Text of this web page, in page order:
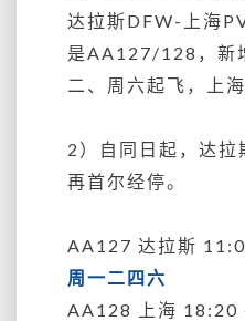
达拉斯DFW-上海
是AA127/128，新
二、周六起飞，上
2）自同日起，达
再首尔经停。
AA127 达拉斯
周一二四六
AA128 上海 18:20